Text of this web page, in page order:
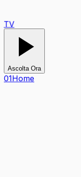
Ascolta Ora
01Home